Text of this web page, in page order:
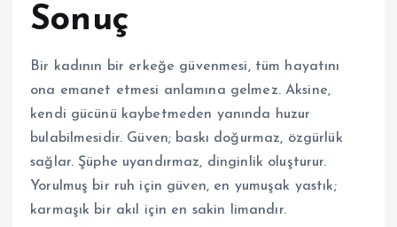
Sonuç
Bir kadının bir erkeğe güvenmesi, tüm hayatını
ona emanet etmesi anlamına gelmez. Aksine,
kendi gücünü kaybetmeden yanında huzur
bulabilmesidir. Güven; baskı doğurmaz, özgürlük
sağlar. Şüphe uyandırmaz, dinginlik oluşturur.
Yorulmuş bir ruh için güven, en yumuşak yastık;
karmaşık bir akıl için en sakin limandır.